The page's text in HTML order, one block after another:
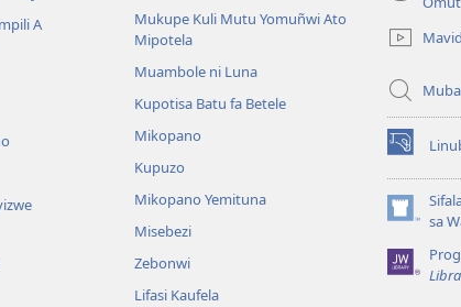
A
Mukupe Kuli Mutu Yomuñwi Ato
Mipotela
Muambole ni Luna
Kupotisa Batu fa Betele
Mikopano
Kupuzo
Mikopano Yemituna
Misebezi
Zebonwi
Lifasi Kaufela
window)
(opens
new
window)
sa
(opens
window)